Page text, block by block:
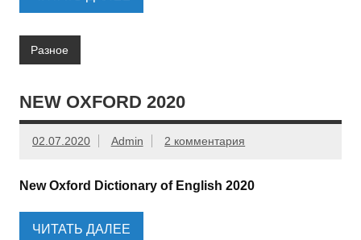
Разное
NEW OXFORD 2020
02.07.2020 Admin 2 комментария
New Oxford Dictionary of English 2020
ЧИТАТЬ ДАЛЕЕ